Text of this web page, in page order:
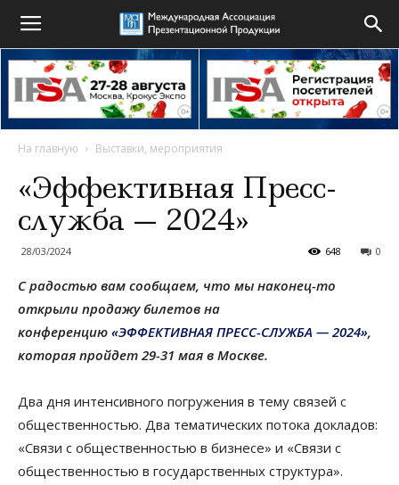
На главную Выставки, мероприятия
«Эффективная Пресс-
служба — 2024»
28/03/2024 0
648
С радостью вам сообщаем, что мы наконец-то
открыли продажу билетов на
конференцию «ЭФФЕКТИВНАЯ ПРЕСС-СЛУЖБА — 2024»,
которая пройдет 29-31 мая в Москве.
Два дня интенсивного погружения в тему связей с
общественностью. Два тематических потока докладов:
«Связи с общественностью в бизнесе» и «Связи с
общественностью в государственных структура».